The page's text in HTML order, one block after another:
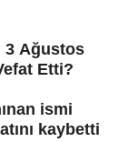
3 Ağustos
Etti?
ismi
kaybetti